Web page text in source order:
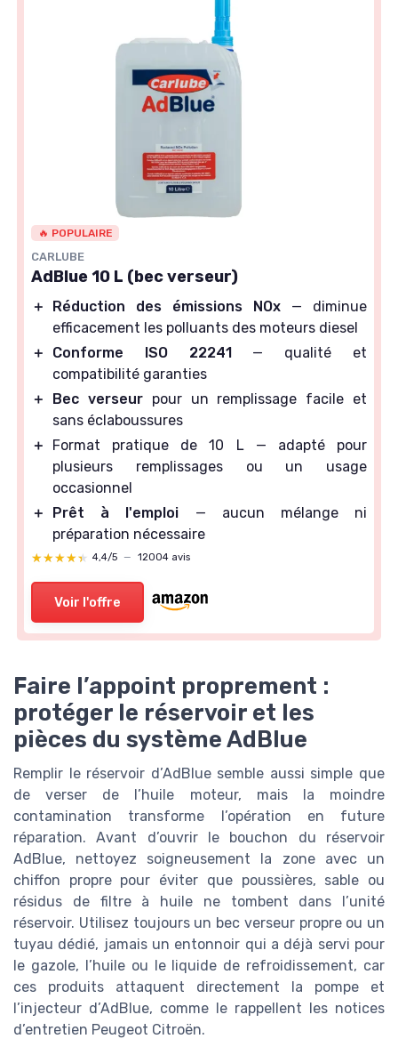
🔥 POPULAIRE
CARLUBE
AdBlue 10 L (bec verseur)
＋ Réduction des émissions NOx — diminue
efficacement les polluants des moteurs diesel
＋
Conforme ISO 22241— qualité et
compatibilité garanties
＋
Bec verseurpour un remplissage facile et
sans éclaboussures
＋
Format pratique de 10 L — adapté pour
plusieurs remplissages ou un usage
occasionnel
＋
Prêt à l'emploi — aucun mélange ni
préparation nécessaire
★★★★★
★★★★★ 4,4/5 — 12004 avis
Voir l'offre
Faire l’appoint proprement :
protéger le réservoir et les
pièces du système AdBlue
Remplir le réservoir d’AdBlue semble aussi simple que
de verser de l’huile moteur, mais la moindre
contamination transforme l’opération en future
réparation. Avant d’ouvrir le bouchon du réservoir
AdBlue, nettoyez soigneusement la zone avec un
chiffon propre pour éviter que poussières, sable ou
résidus de filtre à huile ne tombent dans l’unité
réservoir. Utilisez toujours un bec verseur propre ou un
tuyau dédié, jamais un entonnoir qui a déjà servi pour
le gazole, l’huile ou le liquide de refroidissement, car
ces produits attaquent directement la pompe et
l’injecteur d’AdBlue, comme le rappellent les notices
d’entretien Peugeot Citroën.